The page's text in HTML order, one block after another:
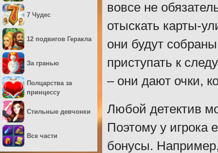
вовсе не
отыскать карты-
они будут
приступать к
– они дают очки,
Любой детектив
Поэтому у игрока
бонусы.
7 Чудес
12 подвигов Геракла
За гранью
Полцарства за
принцессу
Стильные девчонки
Все части